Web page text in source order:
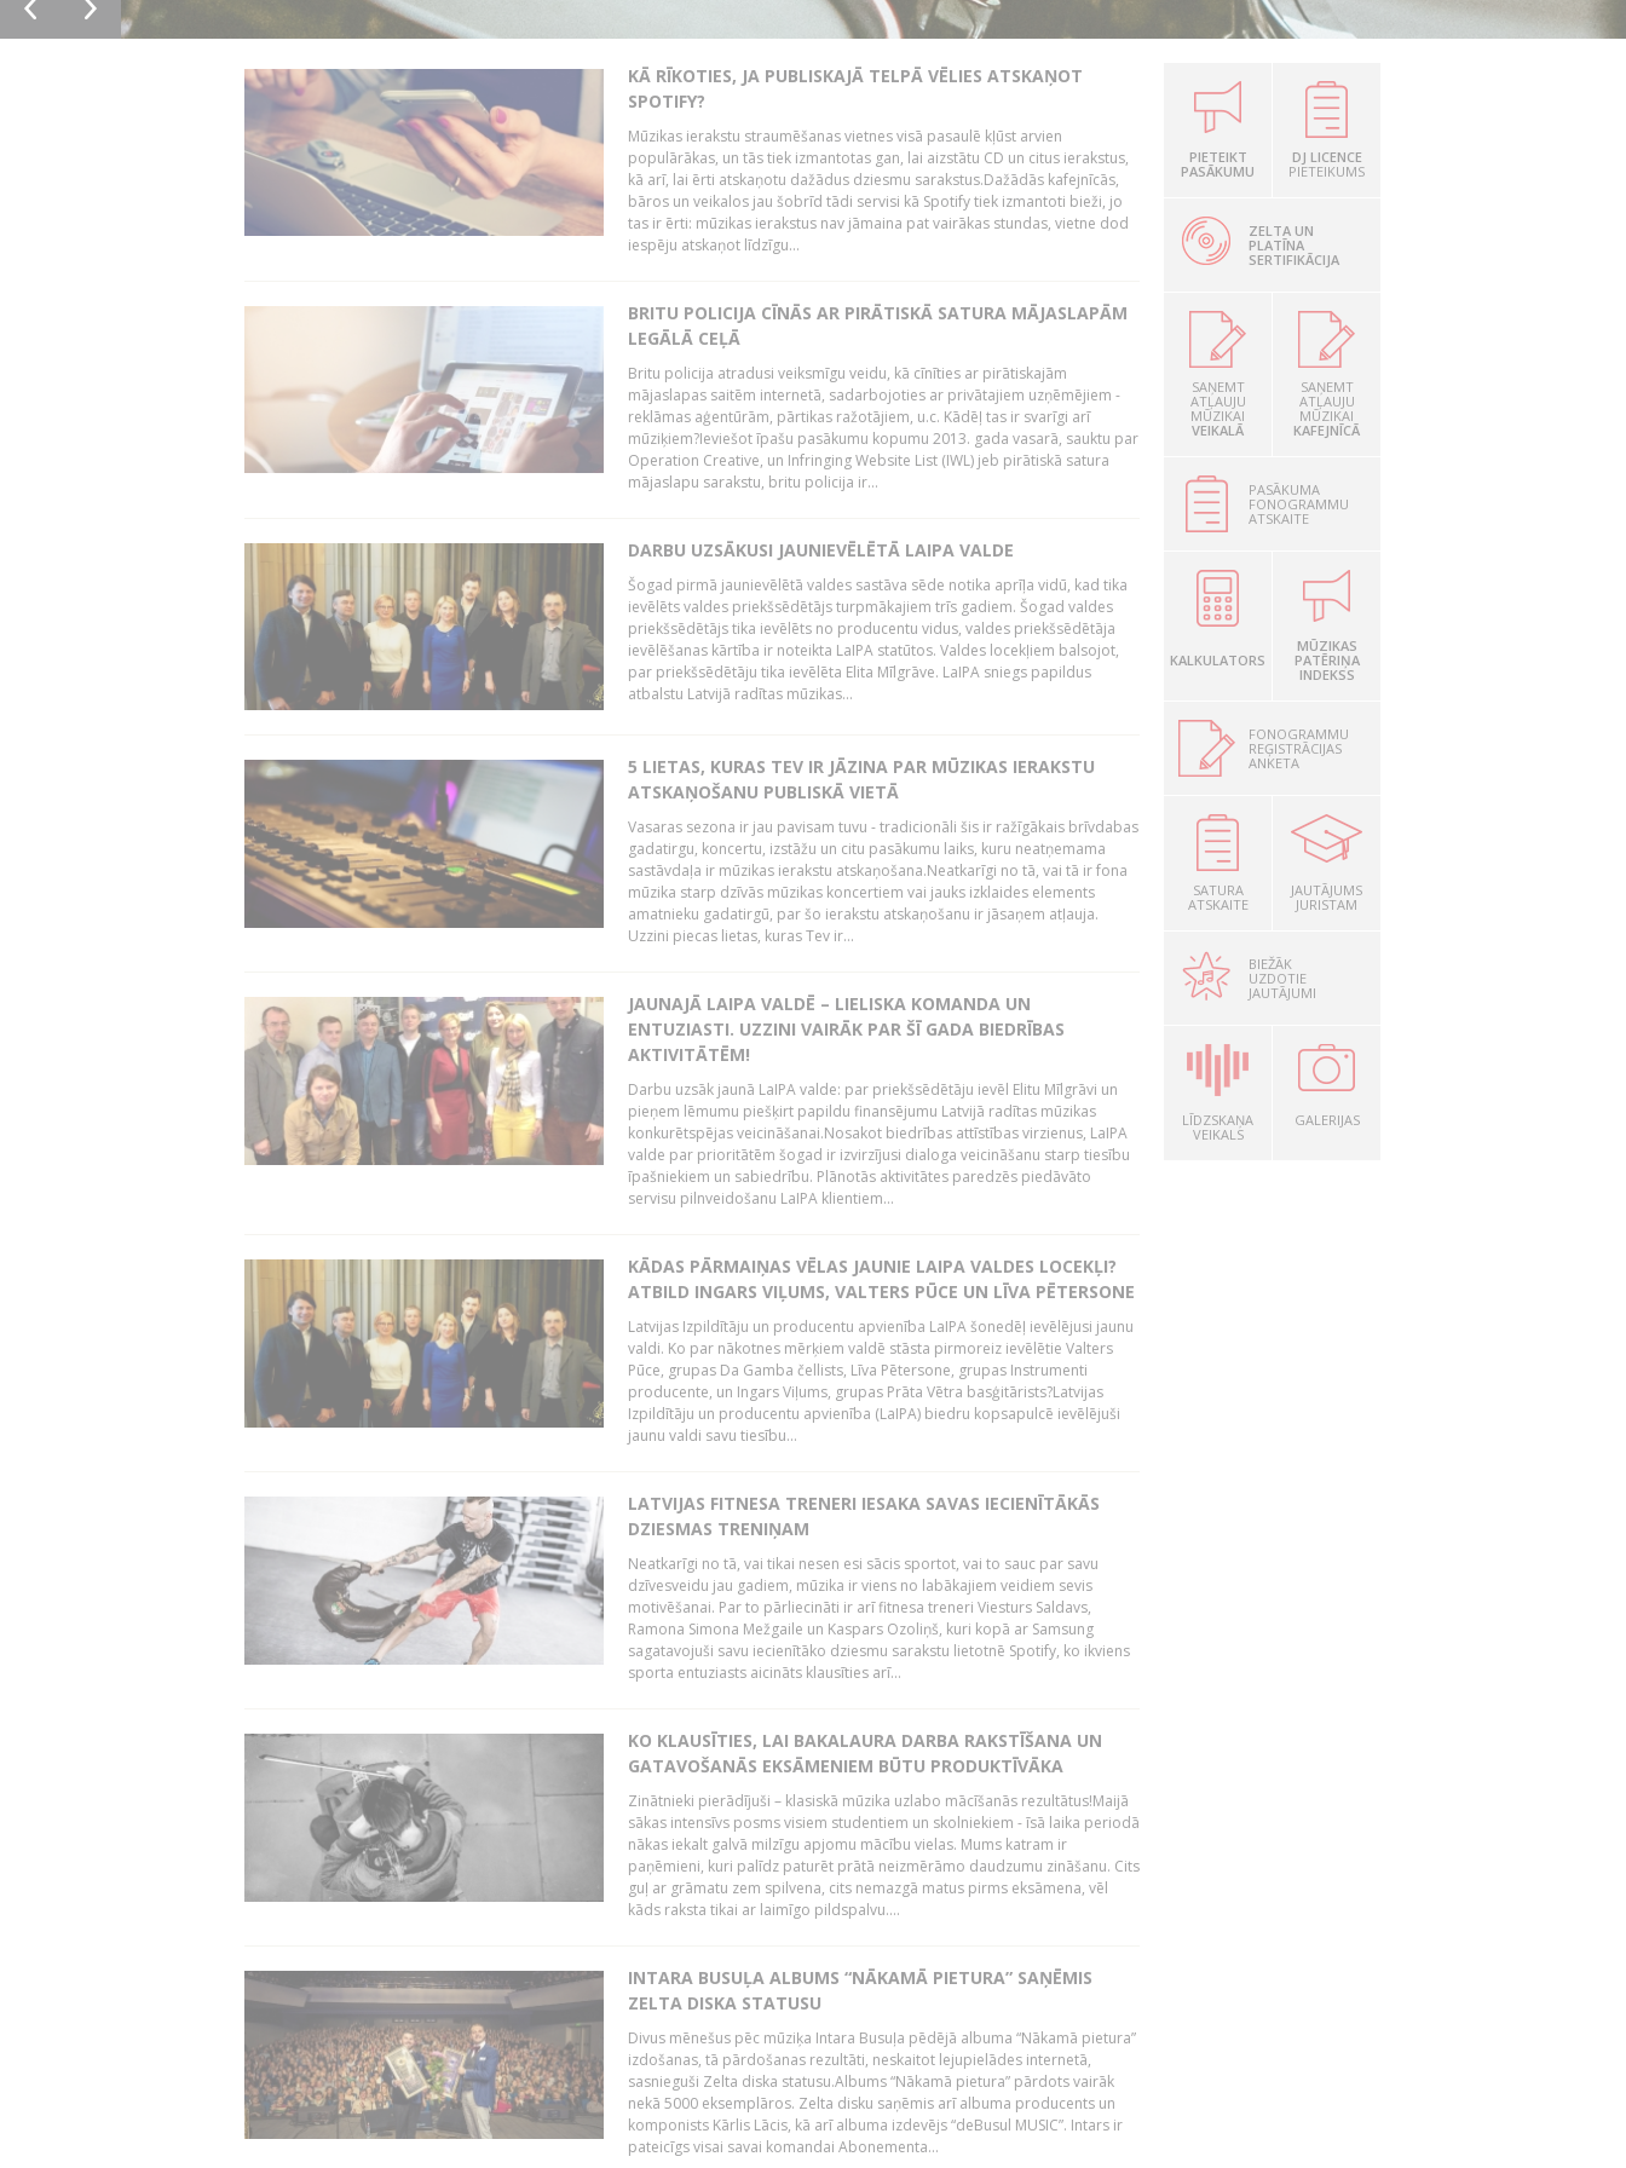
KĀ RĪKOTIES, JA PUBLISKAJĀ TELPĀ VĒLIES ATSKAŅOT
SPOTIFY?
Mūzikas ierakstu straumēšanas vietnes visā pasaulē kļūst arvien
populārākas, un tās tiek izmantotas gan, lai aizstātu CD un citus ierakstus,
kā arī, lai ērti atskaņotu dažādus dziesmu sarakstus.Dažādās kafejnīcās,
bāros un veikalos jau šobrīd tādi servisi kā Spotify tiek izmantoti bieži, jo
tas ir ērti: mūzikas ierakstus nav jāmaina pat vairākas stundas, vietne dod
iespēju atskaņot līdzīgu...
BRITU POLICIJA CĪNĀS AR PIRĀTISKĀ SATURA MĀJASLAPĀM
LEGĀLĀ CEĻĀ
Britu policija atradusi veiksmīgu veidu, kā cīnīties ar pirātiskajām
mājaslapas saitēm internetā, sadarbojoties ar privātajiem uzņēmējiem -
reklāmas aģentūrām, pārtikas ražotājiem, u.c. Kādēļ tas ir svarīgi arī
mūziķiem?Ieviešot īpašu pasākumu kopumu 2013. gada vasarā, sauktu par
Operation Creative, un Infringing Website List (IWL) jeb pirātiskā satura
mājaslapu sarakstu, britu policija ir...
DARBU UZSĀKUSI JAUNIEVĒLĒTĀ LAIPA VALDE
Šogad pirmā jaunievēlētā valdes sastāva sēde notika aprīļa vidū, kad tika
ievēlēts valdes priekšsēdētājs turpmākajiem trīs gadiem. Šogad valdes
priekšsēdētājs tika ievēlēts no producentu vidus, valdes priekšsēdētāja
ievēlēšanas kārtība ir noteikta LaIPA statūtos. Valdes locekļiem balsojot,
par priekšsēdētāju tika ievēlēta Elita Mīlgrāve. LaIPA sniegs papildus
atbalstu Latvijā radītas mūzikas...
5 LIETAS, KURAS TEV IR JĀZINA PAR MŪZIKAS IERAKSTU
ATSKAŅOŠANU PUBLISKĀ VIETĀ
Vasaras sezona ir jau pavisam tuvu - tradicionāli šis ir ražīgākais brīvdabas
gadatirgu, koncertu, izstāžu un citu pasākumu laiks, kuru neatņemama
sastāvdaļa ir mūzikas ierakstu atskaņošana.Neatkarīgi no tā, vai tā ir fona
mūzika starp dzīvās mūzikas koncertiem vai jauks izklaides elements
amatnieku gadatirgū, par šo ierakstu atskaņošanu ir jāsaņem atļauja.
Uzzini piecas lietas, kuras Tev ir...
JAUNAJĀ LAIPA VALDĒ – LIELISKA KOMANDA UN
ENTUZIASTI. UZZINI VAIRĀK PAR ŠĪ GADA BIEDRĪBAS
AKTIVITĀTĒM!
Darbu uzsāk jaunā LaIPA valde: par priekšsēdētāju ievēl Elitu Mīlgrāvi un
pieņem lēmumu piešķirt papildu finansējumu Latvijā radītas mūzikas
konkurētspējas veicināšanai.Nosakot biedrības attīstības virzienus, LaIPA
valde par prioritātēm šogad ir izvirzījusi dialoga veicināšanu starp tiesību
īpašniekiem un sabiedrību. Plānotās aktivitātes paredzēs piedāvāto
servisu pilnveidošanu LaIPA klientiem...
KĀDAS PĀRMAIŅAS VĒLAS JAUNIE LAIPA VALDES LOCEKĻI?
ATBILD INGARS VIĻUMS, VALTERS PŪCE UN LĪVA PĒTERSONE
Latvijas Izpildītāju un producentu apvienība LaIPA šonedēļ ievēlējusi jaunu
valdi. Ko par nākotnes mērķiem valdē stāsta pirmoreiz ievēlētie Valters
Pūce, grupas Da Gamba čellists, Līva Pētersone, grupas Instrumenti
producente, un Ingars Viļums, grupas Prāta Vētra basģitārists?Latvijas
Izpildītāju un producentu apvienība (LaIPA) biedru kopsapulcē ievēlējuši
jaunu valdi savu tiesību...
LATVIJAS FITNESA TRENERI IESAKA SAVAS IECIENĪTĀKĀS
DZIESMAS TRENIŅAM
Neatkarīgi no tā, vai tikai nesen esi sācis sportot, vai to sauc par savu
dzīvesveidu jau gadiem, mūzika ir viens no labākajiem veidiem sevis
motivēšanai. Par to pārliecināti ir arī fitnesa treneri Viesturs Saldavs,
Ramona Simona Mežgaile un Kaspars Ozoliņš, kuri kopā ar Samsung
sagatavojuši savu iecienītāko dziesmu sarakstu lietotnē Spotify, ko ikviens
sporta entuziasts aicināts klausīties arī...
KO KLAUSĪTIES, LAI BAKALAURA DARBA RAKSTĪŠANA UN
GATAVOŠANĀS EKSĀMENIEM BŪTU PRODUKTĪVĀKA
Zinātnieki pierādījuši – klasiskā mūzika uzlabo mācīšanās rezultātus!Maijā
sākas intensīvs posms visiem studentiem un skolniekiem - īsā laika periodā
nākas iekalt galvā milzīgu apjomu mācību vielas. Mums katram ir
paņēmieni, kuri palīdz paturēt prātā neizmērāmo daudzumu zināšanu. Cits
guļ ar grāmatu zem spilvena, cits nemazgā matus pirms eksāmena, vēl
kāds raksta tikai ar laimīgo pildspalvu....
INTARA BUSUĻA ALBUMS “NĀKAMĀ PIETURA” SAŅĒMIS
ZELTA DISKA STATUSU
Divus mēnešus pēc mūziķa Intara Busuļa pēdējā albuma “Nākamā pietura”
izdošanas, tā pārdošanas rezultāti, neskaitot lejupielādes internetā,
sasnieguši Zelta diska statusu.Albums “Nākamā pietura” pārdots vairāk
nekā 5000 eksemplāros. Zelta disku saņēmis arī albuma producents un
komponists Kārlis Lācis, kā arī albuma izdevējs “deBusul MUSIC”. Intars ir
pateicīgs visai savai komandai Abonementa...
PIETEIKT
PASĀKUMU
DJ LICENCE
PIETEIKUMS
ZELTA UN
PLATĪNA
SERTIFIKĀCIJA
SAŅEMT
ATĻAUJU
MŪZIKAI
VEIKALĀ
SAŅEMT
ATĻAUJU
MŪZIKAI
KAFEJNĪCĀ
PASĀKUMA
FONOGRAMMU
ATSKAITE
KALKULATORS
MŪZIKAS
PATĒRIŅA
INDEKSS
FONOGRAMMU
REĢISTRĀCIJAS
ANKETA
SATURA
ATSKAITE
JAUTĀJUMS
JURISTAM
BIEŽĀK
UZDOTIE
JAUTĀJUMI
LĪDZSKAŅA
VEIKALS
GALERIJAS